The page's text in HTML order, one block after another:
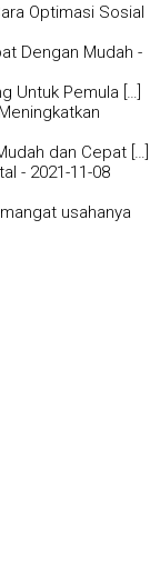
Optimasi Sosial
Dengan Mudah -
Untuk Pemula […]
dan Cepat […]
- 2021-11-08
usahanya